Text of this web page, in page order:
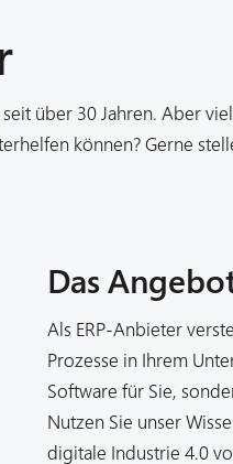
über 30 Jahren. Aber
können? Gerne
Das
Als ERP-Anbieter
Prozesse in Ihrem
Software für Sie,
Nutzen Sie unser
digitale Industrie 4.0